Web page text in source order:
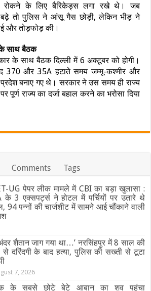
रोकने के लिए बैरिकेड्स लगा रखे थे। जब
तो पुलिस ने आंसू गैस छोड़ी, लेकिन भीड़ ने
और तोड़फोड़ की।
साथ बैठक
के साथ बैठक दिल्ली में 6 अक्टूबर को होगी।
370 और 35A हटाते समय जम्मू-कश्मीर और
प्रदेश बनाए गए थे। सरकार ने उस समय ही राज्य
पूर्ण राज्य का दर्जा बहाल करने का भरोसा दिया
Comments Tags
UG पेपर लीक मामले में CBI का बड़ा खुलासा :
के 3 एक्सपर्ट्स ने होटल में पर्चियों पर उतारे थे
94 पन्नों की चार्जशीट में सामने आई चौंकाने वाली
शैतान जाग गया था…’ नरसिंहपुर में 8 साल की
से दरिंदगी के बाद हत्या, पुलिस की सख्ती से टूटा
7, 2026
के सबसे छोटे बेटे आबान का शव पहुंचा